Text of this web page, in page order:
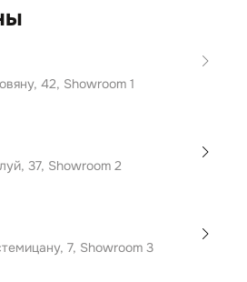
42, Showroom 1
37, Showroom 2
7, Showroom 3